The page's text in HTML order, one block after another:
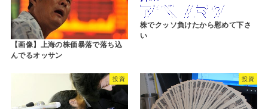
【画像】上海の株価暴落で落ち込
んでるオッサン
株でクッソ負けたから慰めて下さ
い
投資 投資